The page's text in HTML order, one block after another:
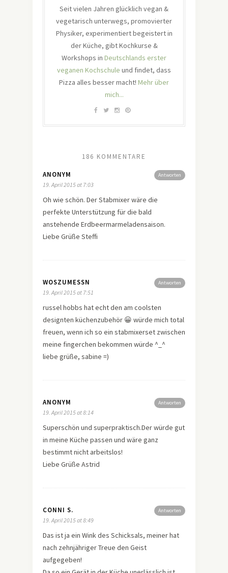
Seit vielen Jahren glücklich vegan &
vegetarisch unterwegs, promovierter
Physiker, experimentiert begeistert in
der Küche, gibt Kochkurse &
Workshops in Deutschlands erster
veganen Kochschule und findet, dass
Pizza alles besser macht! Mehr über
mich...
186 KOMMENTARE
Antworten
ANONYM
19. April 2015 at 7:03
Oh wie schön. Der Stabmixer wäre die
perfekte Unterstützung für die bald
anstehende Erdbeermarmeladensaison.
Liebe Grüße Steffi
Antworten
WOSZUMESSN
19. April 2015 at 7:51
russel hobbs hat echt den am coolsten
designten küchenzubehör 😀 würde mich total
freuen, wenn ich so ein stabmixerset zwischen
meine fingerchen bekommen würde ^_^
liebe grüße, sabine =)
Antworten
ANONYM
19. April 2015 at 8:14
Superschön und superpraktisch.Der würde gut
in meine Küche passen und wäre ganz
bestimmt nicht arbeitslos!
Liebe Grüße Astrid
Antworten
CONNI S.
19. April 2015 at 8:49
Das ist ja ein Wink des Schicksals, meiner hat
nach zehnjähriger Treue den Geist
aufgegeben!